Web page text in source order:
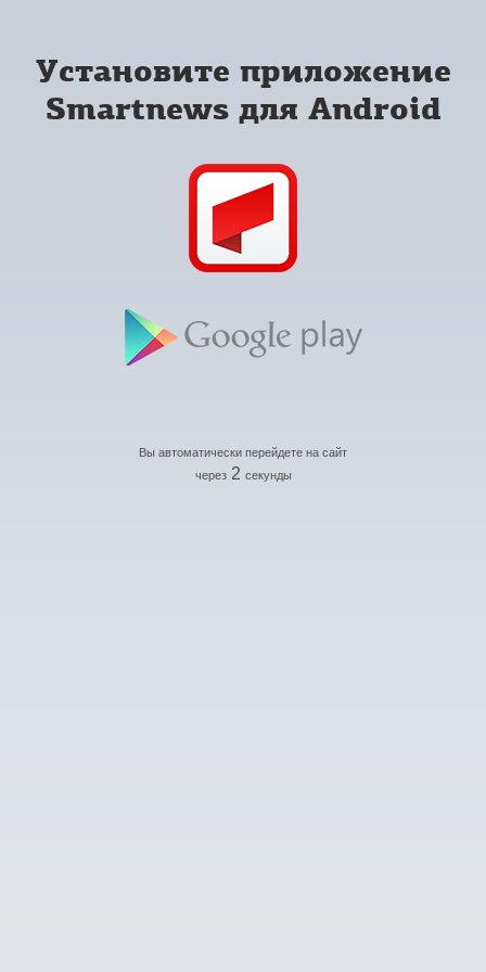
Установите приложение
Smartnews для Android
Вы автоматически перейдете на сайт
через 2 секунды